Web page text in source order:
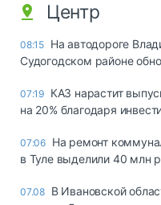
Центр
08:15 На автодороге
Судогодском районе
07:19 КАЗ нарастит
на 20% благодаря
07:06 На ремонт
в Туле выделили 40 млн
07.08 В Ивановской